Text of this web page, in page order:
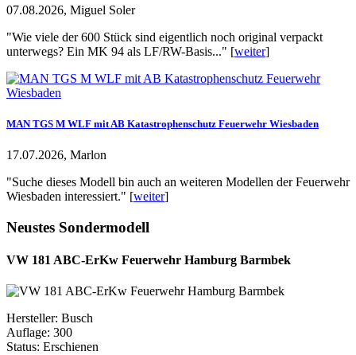
07.08.2026, Miguel Soler
"Wie viele der 600 Stück sind eigentlich noch original verpackt
unterwegs? Ein MK 94 als LF/RW-Basis..." [weiter]
MAN TGS M WLF mit AB Katastrophenschutz Feuerwehr Wiesbaden
17.07.2026, Marlon
"Suche dieses Modell bin auch an weiteren Modellen der Feuerwehr
Wiesbaden interessiert." [weiter]
Neustes Sondermodell
VW 181 ABC-ErKw Feuerwehr Hamburg Barmbek
Hersteller: Busch
Auflage: 300
Status: Erschienen